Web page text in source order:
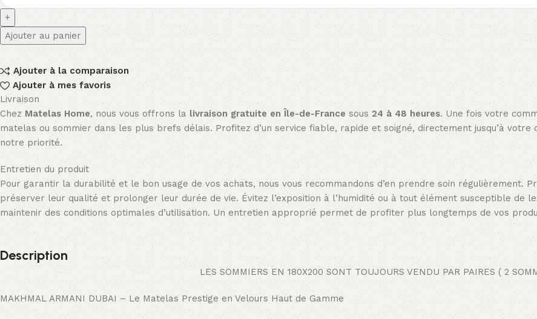
Ajouter au panier
Ajouter à la comparaison
Ajouter à mes favoris
Livraison
Chez Matelas Home, nous vous offrons la livraison gratuite en Île-de-Francesous24 à 48 heures. Une fois votre
matelas ou sommier dans les plus brefs délais. Profitez d’un service fiable, rapide et soigné, directement jusqu’à
notre priorité.
Entretien du produit
Pour garantir la durabilité et le bon usage de vos achats, nous vous recommandons d’en prendre soin régulièrement.
préserver leur qualité et prolonger leur durée de vie. Évitez l’exposition à l’humidité ou à tout élément susceptible de
maintenir des conditions optimales d’utilisation. Un entretien approprié permet de profiter plus longtemps de vos
Description
LES SOMMIERS EN 180X200 SONT TOUJOURS VENDU PAR PAIRES ( 2
MAKHMAL ARMANI DUBAI – Le Matelas Prestige en Velours Haut de Gamme